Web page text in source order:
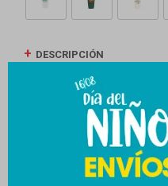
DESCRIPCIÓN
CAMBIOS Y DEVOLUCIONES
MEDIOS DE PAGO